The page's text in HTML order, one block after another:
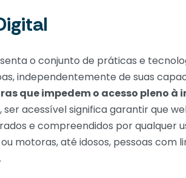
o conjunto de práticas e
independentemente de suas
que impedem o acesso pleno à
ser acessível significa garantir que
e compreendidos por qualquer
motoras, até idosos, pessoas